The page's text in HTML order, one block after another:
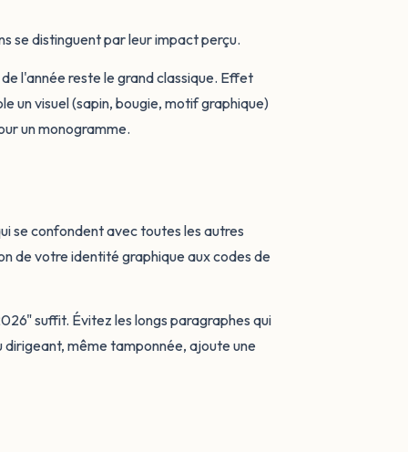
se distinguent par leur impact perçu.
l'année reste le grand classique. Effet
un visuel (sapin, bougie, motif graphique)
un monogramme.
se confondent avec toutes les autres
de votre identité graphique aux codes de
suffit. Évitez les longs paragraphes qui
même tamponnée, ajoute une